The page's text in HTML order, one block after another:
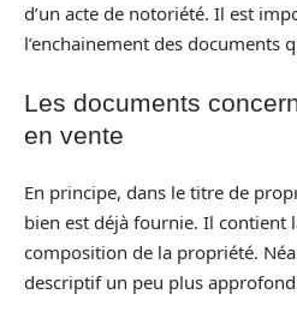
d’un acte de notoriété. Il est
l’enchainement des documents
Les documents
en vente
En principe, dans le titre de
bien est déjà fournie. Il contient
composition de la propriété.
descriptif un peu plus